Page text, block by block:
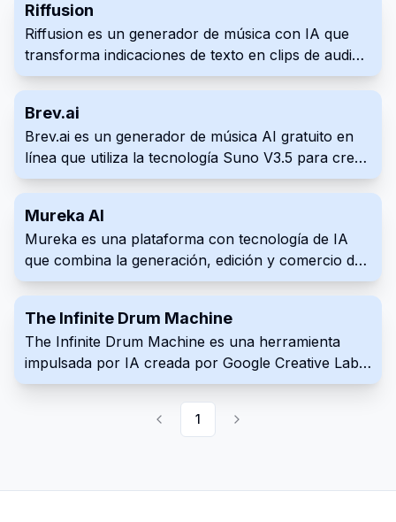
creaciones y distribuirlas en los principales
servicios de transmisión, obteniendo regalías por
cada reproducción.
Riffusion
Riffusion es un generador de música con IA que
transforma indicaciones de texto en clips de audio.
Utilizando una versión modificada del modelo de
espectrogramas, representaciones visuales del
sonido, que luego se convierten en música audible.
Explora y experimenta con variados estilos y
transiciones musicales con facilidad a través de
Brev.ai
Brev.ai es un generador de música AI gratuito en
línea que utiliza la tecnología Suno V3.5 para crear
música original de alta calidad a partir de
Mureka AI
Mureka es una plataforma con tecnología de IA
que combina la generación, edición y comercio de
derechos de autor de música, permitiendo a los
canciones de alta calidad.
The Infinite Drum Machine
The Infinite Drum Machine es una herramienta
impulsada por IA creada por Google Creative Lab
que permite a los usuarios crear ritmos únicos
utilizando sonidos de la vida cotidiana. Esta
innovadora herramienta utiliza el aprendizaje
la London Philharmonia Orchestra. Con su interfaz
1